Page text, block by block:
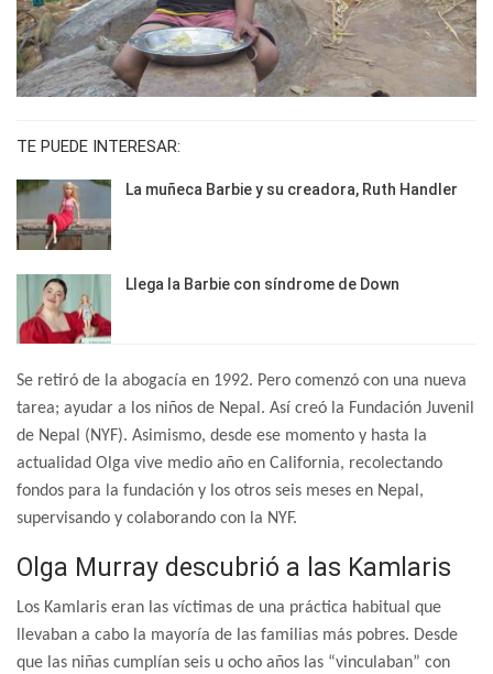
TE PUEDE INTERESAR:
La muñeca Barbie y su creadora, Ruth Handler
Llega la Barbie con síndrome de Down
Se retiró de la abogacía en 1992. Pero comenzó con una nueva
tarea; ayudar a los niños de Nepal. Así creó la Fundación Juvenil
de Nepal (NYF). Asimismo, desde ese momento y hasta la
actualidad Olga vive medio año en California, recolectando
fondos para la fundación y los otros seis meses en Nepal,
supervisando y colaborando con la NYF.
Olga Murray descubrió a las Kamlaris
Los Kamlaris eran las víctimas de una práctica habitual que
llevaban a cabo la mayoría de las familias más pobres. Desde
que las niñas cumplían seis u ocho años las “vinculaban” con